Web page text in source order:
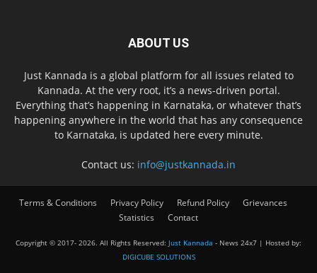
ABOUT US
Just Kannada is a global platform for all issues related to
Kannada. At the very root, it’s a news-driven portal.
Everything that’s happening in Karnataka, or whatever that’s
happening anywhere in the world that has any consequence
to Karnataka, is updated here every minute.
Contact us: info@justkannada.in
Terms & Conditions Privacy Policy Refund Policy
Grievances
Statistics
Contact
Copyright © 2017- 2026. All Rights Reserved: Just Kannada - News 24x7 | Hosted by:
DIGICUBE SOLUTIONS